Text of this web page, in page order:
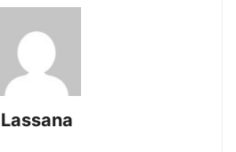
Lassana